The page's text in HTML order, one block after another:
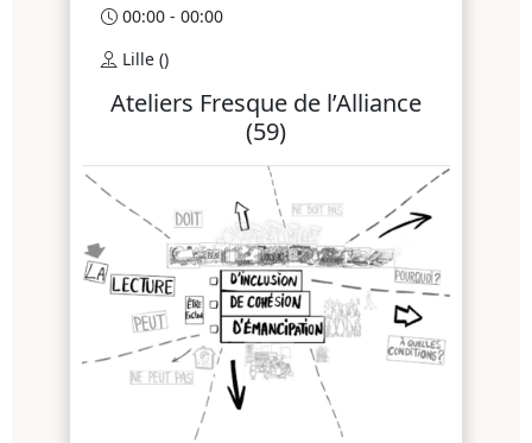
00:00 - 00:00
Lille ()
Ateliers Fresque de l’Alliance
(59)